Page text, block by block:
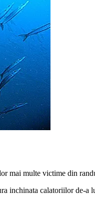
mai multe victime din
inchinata calatoriilor de-